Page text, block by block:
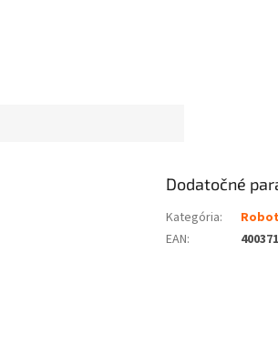
Dodatočné
Kategória:
EAN: